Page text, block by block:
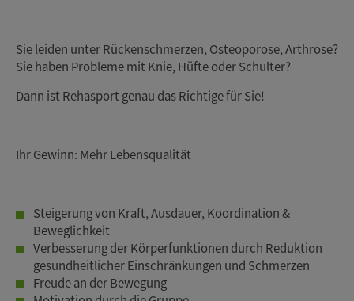
Sie leiden unter Rückenschmerzen, Osteoporose, Arthrose?
Sie haben Probleme mit Knie, Hüfte oder Schulter?
Dann ist Rehasport genau das Richtige für Sie!
Ihr Gewinn: Mehr Lebensqualität
Steigerung von Kraft, Ausdauer, Koordination &
Beweglichkeit
Verbesserung der Körperfunktionen durch Reduktion
gesundheitlicher Einschränkungen und Schmerzen
Freude an der Bewegung